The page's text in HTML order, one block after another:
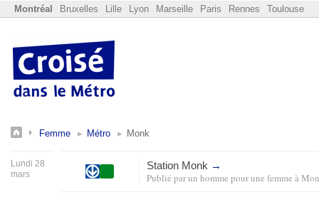
Montréal Bruxelles Lille Lyon Marseille Paris Rennes Toulouse
Femme Métro Monk
Lundi 28
mars
Station Monk →
Publié parun homme pour une femme à